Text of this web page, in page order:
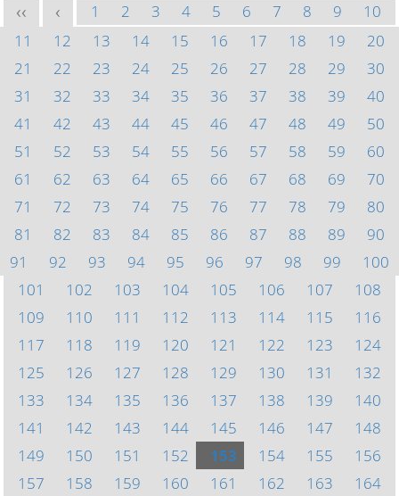
<< < 1 2 3 4 5 6 7 8 9
10
11
12 13 14 15 16 17 18 19
20
21
22 23 24 25 26 27 28 29
30
31
32 33 34 35 36 37 38 39
40
41
42 43 44 45 46 47 48 49
50
51
52 53 54 55 56 57 58 59
60
61
62 63 64 65 66 67 68 69
70
71
72 73 74 75 76 77 78 79
80
81
82 83 84 85 86 87 88 89
90
91
92 93 94 95 96 97 98 99
100
101
102 103 104 105 106 107
108
109
110 111 112 113 114 115
116
117
118 119 120 121 122 123
124
125
126 127 128 129 130 131
132
133
134 135 136 137 138 139
140
141
142 143 144 145 146 147
148
149
150 151 152 153 154 155
156
157
158 159 160 161 162 163
164